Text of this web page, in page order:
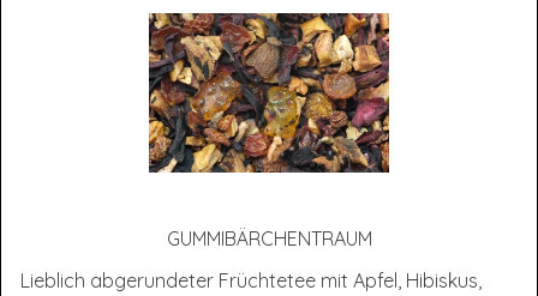
GUM­MI­BÄR­CHEN­TRAUM
Lieblich abgerundeter Früchtetee mit Apfel, Hibiskus,